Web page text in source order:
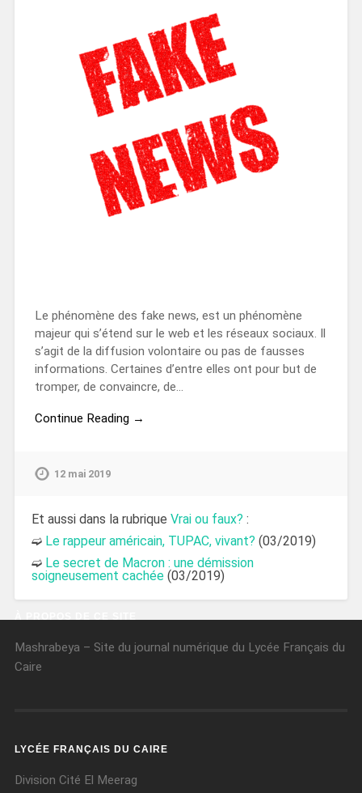
Le phénomène des fake news, est un phénomène
majeur qui s’étend sur le web et les réseaux sociaux. Il
s’agit de la diffusion volontaire ou pas de fausses
informations. Certaines d’entre elles ont pour but de
tromper, de convaincre, de…
Continue Reading →
12 mai 2019
Et aussi dans la rubrique Vrai ou faux? :
➫ Le rappeur américain, TUPAC, vivant? (03/2019)
➫ Le secret de Macron : une démission
soigneusement cachée(03/2019)
Mashrabeya – Site du journal numérique du Lycée Français du
Caire
LYCÉE FRANÇAIS DU CAIRE
Division Cité El Meerag